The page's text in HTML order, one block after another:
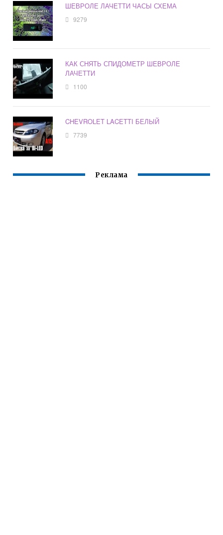
ШЕВРОЛЕ ЛАЧЕТТИ ЧАСЫ СХЕМА
9279
КАК СНЯТЬ СПИДОМЕТР ШЕВРОЛЕ
ЛАЧЕТТИ
1100
CHEVROLET LACETTI БЕЛЫЙ
7739
Реклама